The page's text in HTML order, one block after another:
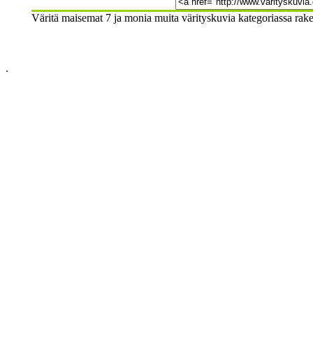
Väritä maisemat 7 ja monia muita värityskuvia kategoriassa
.